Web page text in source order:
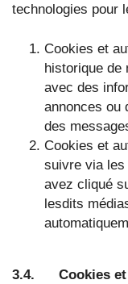
technologies pour
Cookies et
historique de
avec des
annonces ou
des
Cookies et
suivre via les
avez cliqué
lesdits
3.4. Cookies et